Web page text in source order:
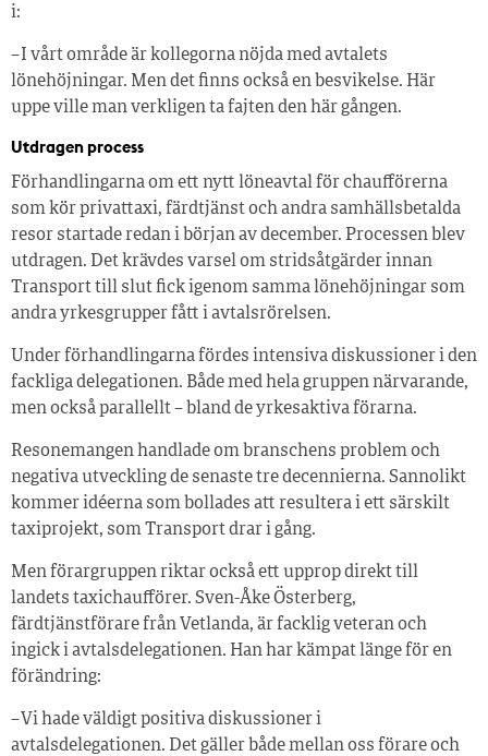
i:
– I vårt område är kollegorna nöjda med avtalets
lönehöjningar. Men det finns också en besvikelse. Här
uppe ville man verkligen ta fajten den här gången.
Utdragen process
Förhandlingarna om ett nytt löneavtal för chaufförerna
som kör privattaxi, färdtjänst och andra samhällsbetalda
resor startade redan i början av december. Processen blev
utdragen. Det krävdes varsel om stridsåtgärder innan
Transport till slut fick igenom samma lönehöjningar som
andra yrkesgrupper fått i avtalsrörelsen.
Under förhandlingarna fördes intensiva diskussioner i den
fackliga delegationen. Både med hela gruppen närvarande,
men också parallellt – bland de yrkesaktiva förarna.
Resonemangen handlade om branschens problem och
negativa utveckling de senaste tre decennierna. Sannolikt
kommer idéerna som bollades att resultera i ett särskilt
taxiprojekt, som Transport drar i gång.
Men förargruppen riktar också ett upprop direkt till
landets taxichaufförer. Sven-Åke Österberg,
färdtjänstförare från Vetlanda, är facklig veteran och
ingick i avtalsdelegationen. Han har kämpat länge för en
förändring:
– Vi hade väldigt positiva diskussioner i
avtalsdelegationen. Det gäller både mellan oss förare och